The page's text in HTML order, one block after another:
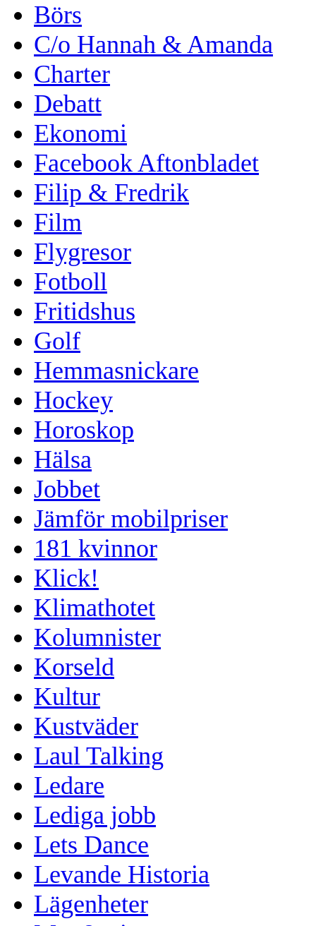
Börs
C/o Hannah & Amanda
Charter
Debatt
Ekonomi
Facebook Aftonbladet
Filip & Fredrik
Film
Flygresor
Fotboll
Fritidshus
Golf
Hemmasnickare
Hockey
Horoskop
Hälsa
Jobbet
Jämför mobilpriser
181 kvinnor
Klick!
Klimathotet
Kolumnister
Korseld
Kultur
Kustväder
Laul Talking
Ledare
Lediga jobb
Lets Dance
Levande Historia
Lägenheter